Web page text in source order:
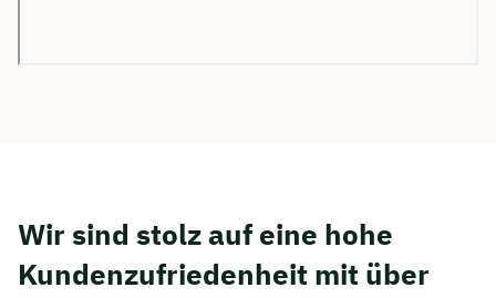
Wir sind stolz auf eine hohe
Kunden­zufriedenheit mit über